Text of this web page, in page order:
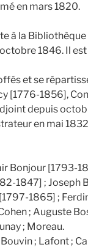
en mars 1820.
à la Bibliothèque
1846. Il
et se
[1776-1856],
depuis
en mai
Bonjour [1793-
1847] ; Joseph
1865] ;
; Auguste
; Moreau.
; Lafont ;